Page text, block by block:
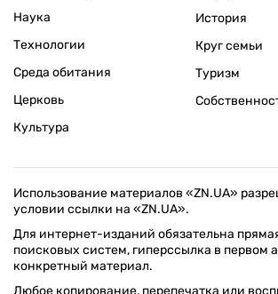
Наука
Технологии
Среда обитания
Церковь
Культура
История
Круг семьи
Туризм
Использование материалов «ZN.UA»
условии ссылки на «ZN.UA».
Для интернет-изданий обязательна
поисковых систем, гиперссылка в первом
конкретный материал.